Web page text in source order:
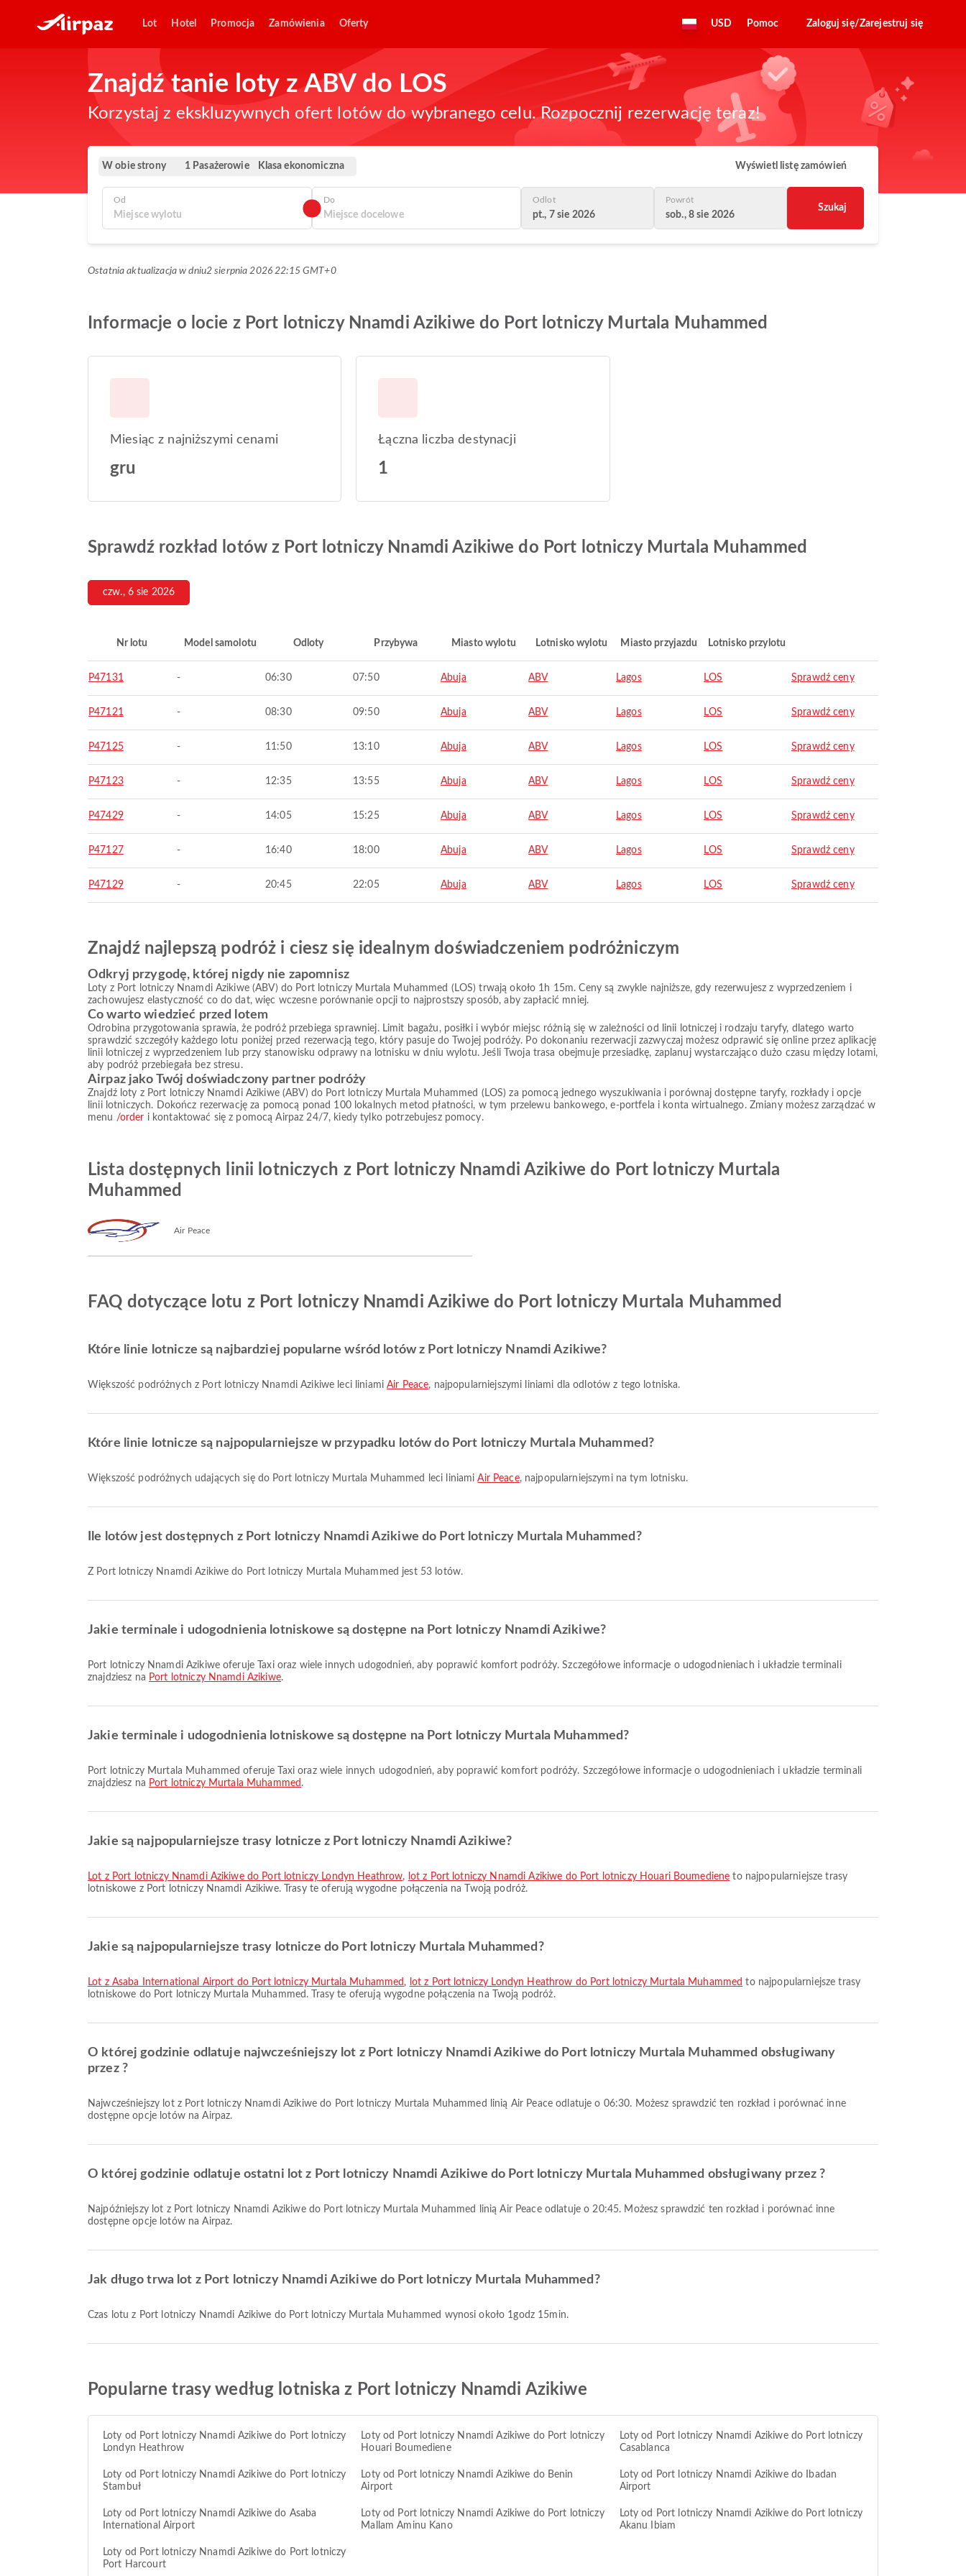
Lot Hotel Promocja Zamówienia Oferty USD Pomoc Zaloguj się/Zarejestruj się
Znajdź tanie loty z ABV do LOS
Korzystaj z ekskluzywnych ofert lotów do wybranego celu. Rozpocznij rezerwację teraz!
W obie strony 1 Pasażerowie Klasa ekonomiczna Wyświetl listę zamówień
Od Do Odlot
pt., 7 sie 2026
Powrót
sob., 8 sie 2026
Szukaj
Ostatnia aktualizacja w dniu2 sierpnia 2026 22:15 GMT+0
Informacje o locie z Port lotniczy Nnamdi Azikiwe do Port lotniczy Murtala Muhammed
Miesiąc z najniższymi cenami
gru
Łączna liczba destynacji
1
Sprawdź rozkład lotów z Port lotniczy Nnamdi Azikiwe do Port lotniczy Murtala Muhammed
czw., 6 sie 2026
Nr lotu Model samolotu Odloty Przybywa Miasto wylotu Lotnisko wylotu Miasto przyjazdu Lotnisko przylotu
P47131 - 06:30 07:50 Abuja ABV Lagos LOS Sprawdź ceny
P47121 - 08:30 09:50 Abuja ABV Lagos LOS Sprawdź ceny
P47125 - 11:50 13:10 Abuja ABV Lagos LOS Sprawdź ceny
P47123 - 12:35 13:55 Abuja ABV Lagos LOS Sprawdź ceny
P47429 - 14:05 15:25 Abuja ABV Lagos LOS Sprawdź ceny
P47127 - 16:40 18:00 Abuja ABV Lagos LOS Sprawdź ceny
P47129 - 20:45 22:05 Abuja ABV Lagos LOS Sprawdź ceny
Znajdź najlepszą podróż i ciesz się idealnym doświadczeniem podróżniczym
Odkryj przygodę, której nigdy nie zapomnisz
Loty z Port lotniczy Nnamdi Azikiwe (ABV) do Port lotniczy Murtala Muhammed (LOS) trwają około 1h 15m. Ceny są zwykle najniższe, gdy rezerwujesz z wyprzedzeniem i
zachowujesz elastyczność co do dat, więc wczesne porównanie opcji to najprostszy sposób, aby zapłacić mniej.
Co warto wiedzieć przed lotem
Odrobina przygotowania sprawia, że podróż przebiega sprawniej. Limit bagażu, posiłki i wybór miejsc różnią się w zależności od linii lotniczej i rodzaju taryfy, dlatego warto
sprawdzić szczegóły każdego lotu poniżej przed rezerwacją tego, który pasuje do Twojej podróży. Po dokonaniu rezerwacji zazwyczaj możesz odprawić się online przez aplikację
linii lotniczej z wyprzedzeniem lub przy stanowisku odprawy na lotnisku w dniu wylotu. Jeśli Twoja trasa obejmuje przesiadkę, zaplanuj wystarczająco dużo czasu między lotami,
aby podróż przebiegała bez stresu.
Airpaz jako Twój doświadczony partner podróży
Znajdź loty z Port lotniczy Nnamdi Azikiwe (ABV) do Port lotniczy Murtala Muhammed (LOS) za pomocą jednego wyszukiwania i porównaj dostępne taryfy, rozkłady i opcje
linii lotniczych. Dokończ rezerwację za pomocą ponad 100 lokalnych metod płatności, w tym przelewu bankowego, e-portfela i konta wirtualnego. Zmiany możesz zarządzać w
menu /order i kontaktować się z pomocą Airpaz 24/7, kiedy tylko potrzebujesz pomocy.
Lista dostępnych linii lotniczych z Port lotniczy Nnamdi Azikiwe do Port lotniczy Murtala
Muhammed
Air Peace
FAQ dotyczące lotu z Port lotniczy Nnamdi Azikiwe do Port lotniczy Murtala Muhammed
Które linie lotnicze są najbardziej popularne wśród lotów z Port lotniczy Nnamdi Azikiwe?
Większość podróżnych z Port lotniczy Nnamdi Azikiwe leci liniamiAir Peace, najpopularniejszymi liniami dla odlotów z tego lotniska.
Które linie lotnicze są najpopularniejsze w przypadku lotów do Port lotniczy Murtala Muhammed?
Większość podróżnych udających się do Port lotniczy Murtala Muhammed leci liniamiAir Peace, najpopularniejszymi na tym lotnisku.
Ile lotów jest dostępnych z Port lotniczy Nnamdi Azikiwe do Port lotniczy Murtala Muhammed?
Z Port lotniczy Nnamdi Azikiwe do Port lotniczy Murtala Muhammed jest 53 lotów.
Jakie terminale i udogodnienia lotniskowe są dostępne na Port lotniczy Nnamdi Azikiwe?
Port lotniczy Nnamdi Azikiwe oferuje Taxi oraz wiele innych udogodnień, aby poprawić komfort podróży. Szczegółowe informacje o udogodnieniach i układzie terminali
znajdziesz na Port lotniczy Nnamdi Azikiwe.
Jakie terminale i udogodnienia lotniskowe są dostępne na Port lotniczy Murtala Muhammed?
Port lotniczy Murtala Muhammed oferuje Taxi oraz wiele innych udogodnień, aby poprawić komfort podróży. Szczegółowe informacje o udogodnieniach i układzie terminali
znajdziesz na Port lotniczy Murtala Muhammed .
Jakie są najpopularniejsze trasy lotnicze z Port lotniczy Nnamdi Azikiwe?
lot z Port lotniczy Nnamdi Azikiwe do Port lotniczy Londyn Heathrow, lot z Port lotniczy Nnamdi Azikiwe do Port lotniczy Houari Boumediene to najpopularniejsze trasy
lotniskowe z Port lotniczy Nnamdi Azikiwe. Trasy te oferują wygodne połączenia na Twoją podróż.
Jakie są najpopularniejsze trasy lotnicze do Port lotniczy Murtala Muhammed?
lot z Asaba International Airport do Port lotniczy Murtala Muhammed , lot z Port lotniczy Londyn Heathrow do Port lotniczy Murtala Muhammed to najpopularniejsze trasy
lotniskowe do Port lotniczy Murtala Muhammed. Trasy te oferują wygodne połączenia na Twoją podróż.
O której godzinie odlatuje najwcześniejszy lot z Port lotniczy Nnamdi Azikiwe do Port lotniczy Murtala Muhammed obsługiwany
przez ?
Najwcześniejszy lot z Port lotniczy Nnamdi Azikiwe do Port lotniczy Murtala Muhammed linią Air Peace odlatuje o 06:30. Możesz sprawdzić ten rozkład i porównać inne
dostępne opcje lotów na Airpaz.
O której godzinie odlatuje ostatni lot z Port lotniczy Nnamdi Azikiwe do Port lotniczy Murtala Muhammed obsługiwany przez ?
Najpóźniejszy lot z Port lotniczy Nnamdi Azikiwe do Port lotniczy Murtala Muhammed linią Air Peace odlatuje o 20:45. Możesz sprawdzić ten rozkład i porównać inne
dostępne opcje lotów na Airpaz.
Jak długo trwa lot z Port lotniczy Nnamdi Azikiwe do Port lotniczy Murtala Muhammed?
Czas lotu z Port lotniczy Nnamdi Azikiwe do Port lotniczy Murtala Muhammed wynosi około 1godz 15min.
Popularne trasy według lotniska z Port lotniczy Nnamdi Azikiwe
Loty od Port lotniczy Nnamdi Azikiwe do Port lotniczy
Londyn Heathrow
Loty od Port lotniczy Nnamdi Azikiwe do Port lotniczy
Houari Boumediene
Loty od Port lotniczy Nnamdi Azikiwe do Port lotniczy
Casablanca
Loty od Port lotniczy Nnamdi Azikiwe do Port lotniczy
Stambuł
Loty od Port lotniczy Nnamdi Azikiwe do Benin
Airport
Loty od Port lotniczy Nnamdi Azikiwe do Ibadan
Airport
Loty od Port lotniczy Nnamdi Azikiwe do Asaba
International Airport
Loty od Port lotniczy Nnamdi Azikiwe do Port lotniczy
Mallam Aminu Kano
Loty od Port lotniczy Nnamdi Azikiwe do Port lotniczy
Akanu Ibiam
Loty od Port lotniczy Nnamdi Azikiwe do Port lotniczy
Port Harcourt